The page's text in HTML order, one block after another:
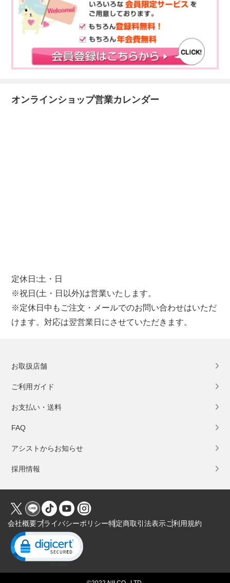
オンラインショップ営業カレンダー
定休日:土・日
※祝日(土・日以外)は営業いたします。
※定休日中もご注文・メールでのお問い合わせはいただ
けます。対応は翌営業日にさせていただきます。
お取扱店舗
ご利用ガイド
お支払い・送料
FAQ
アシストからお知らせ
採用情報
会社概要プライバシーポリシー特定商取引法表示ご利用規約
Click to open certificate verification popup